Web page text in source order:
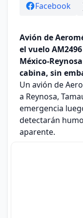
Facebook
Avión de
el vuelo
México-
cabina, sin
Un avión de
a Reynosa,
emergencia
detectarán
aparente.